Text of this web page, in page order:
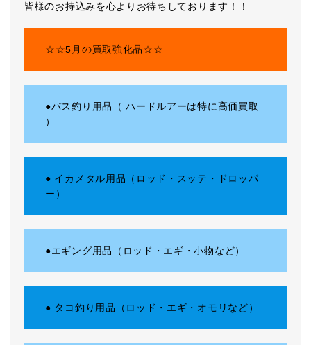
皆様のお持込みを心よりお待ちしております！！
☆☆5月の買取強化品☆☆
●バス釣り用品（ ハードルアーは特に高価買取
）
● イカメタル用品（ロッド・スッテ・ドロッパ
ー）
●エギング用品（ロッド・エギ・小物など）
● タコ釣り用品（ロッド・エギ・オモリなど）